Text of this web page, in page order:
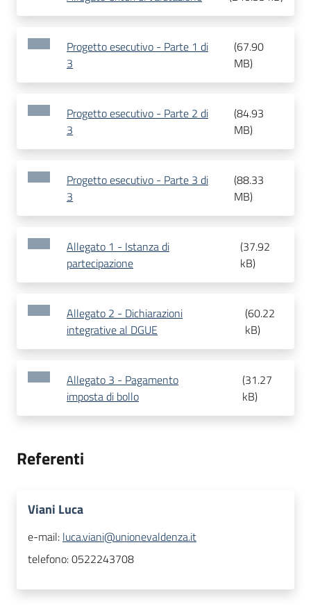
Progetto esecutivo - Parte 1 di
3
(67.90
MB)
Progetto esecutivo - Parte 2 di
3
(84.93
MB)
Progetto esecutivo - Parte 3 di
3
(88.33
MB)
Allegato 1 - Istanza di
partecipazione
(37.92
kB)
Allegato 2 - Dichiarazioni
integrative al DGUE
(60.22
kB)
Allegato 3 - Pagamento
imposta di bollo
(31.27
kB)
Referenti
Viani Luca
e-mail: luca.viani@unionevaldenza.it
telefono:0522243708